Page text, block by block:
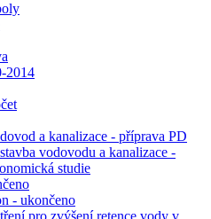
2014
a kanalizace - příprava PD
vodovodu a kanalizace -
studie
- ukončeno
pro zvýšení retence vody v